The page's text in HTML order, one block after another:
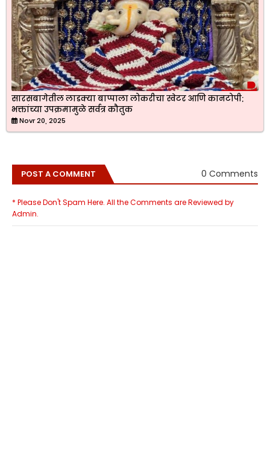
सारसबागेतील लाडक्या बाप्पाला लोकरीचा स्वेटर आणि कानटोपी;
भक्तांच्या उपक्रमामुळे सर्वत्र कौतुक
Novr 20, 2025
POST A COMMENT 0 Comments
* Please Don't Spam Here. All the Comments are Reviewed by
Admin.